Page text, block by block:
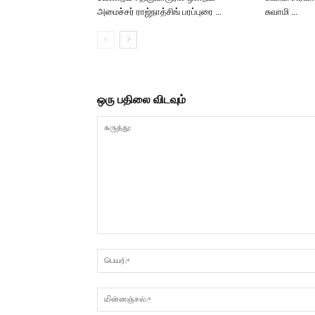
அமைச்சர் ராஜ்நாத்சிங் பரப்புரை …
சுவாமி …
ஒரு பதிலை விடவும்